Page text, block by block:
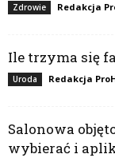
Zdrowie Redakcja
Ile trzyma się
Uroda Redakcja
Salonowa
wybierać i